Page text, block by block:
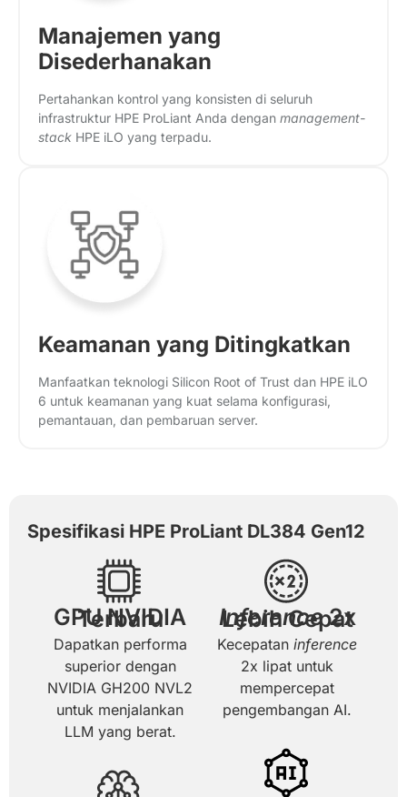
Manajemen yang
Disederhanakan
Pertahankan kontrol yang konsisten di seluruh
infrastruktur HPE ProLiant Anda dengan management-
stack HPE iLO yang terpadu.
Keamanan yang Ditingkatkan
Manfaatkan teknologi Silicon Root of Trust dan HPE iLO
6 untuk keamanan yang kuat selama konfigurasi,
pemantauan, dan pembaruan server.
Spesifikasi HPE ProLiant DL384 Gen12
GPU NVIDIA Terbaru
Dapatkan performa
superior dengan
NVIDIA GH200 NVL2
untuk menjalankan
LLM yang berat.
Inference
2x Lebih Cepat
Kecepatan inference
2x lipat untuk
mempercepat
pengembangan AI.